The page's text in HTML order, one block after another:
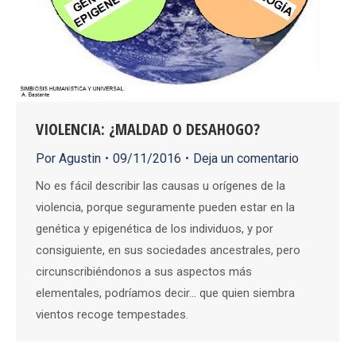
VIOLENCIA: ¿MALDAD O DESAHOGO?
Por Agustin 09/11/2016 Deja un comentario
No es fácil describir las causas u orígenes de la
violencia, porque seguramente pueden estar en la
genética y epigenética de los individuos, y por
consiguiente, en sus sociedades ancestrales, pero
circunscribiéndonos a sus aspectos más
elementales, podríamos decir… que quien siembra
vientos recoge tempestades.